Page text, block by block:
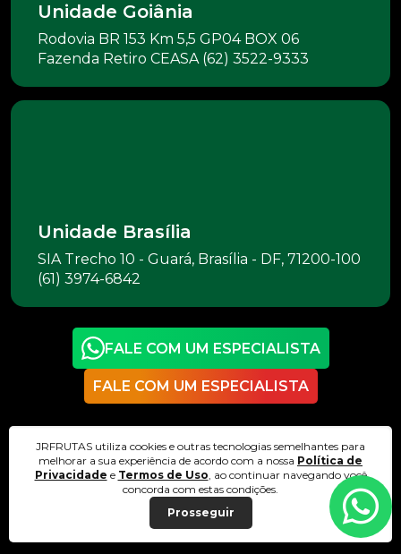
JRFRUTAS utiliza cookies e outras tecnologias semelhantes para
melhorar a sua experiência de acordo com a nossa Política de
Privacidade e Termos de Uso, ao continuar navegando você
concorda com estas condições.
Prosseguir
Unidade Goiânia
Rodovia BR 153 Km 5,5 GP04 BOX 06
Fazenda Retiro CEASA (62) 3522-9333
Unidade Brasília
SIA Trecho 10 - Guará, Brasília - DF, 71200-100
(61) 3974-6842
FALE COM UM ESPECIALISTA
FALE COM UM ESPECIALISTA
2026 © JR. COMERCIAL DE FRUTAS